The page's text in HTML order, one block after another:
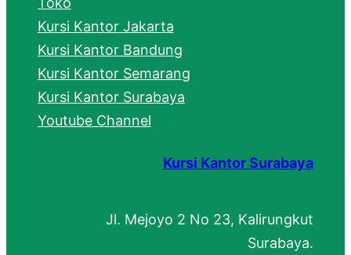
Kursi Kantor Jakarta
Kursi Kantor Bandung
Kursi Kantor Semarang
Kursi Kantor Surabaya
Youtube Channel
Kursi Kantor Surabaya
Jl. Mejoyo 2 No 23, Kalirungkut
Surabaya.